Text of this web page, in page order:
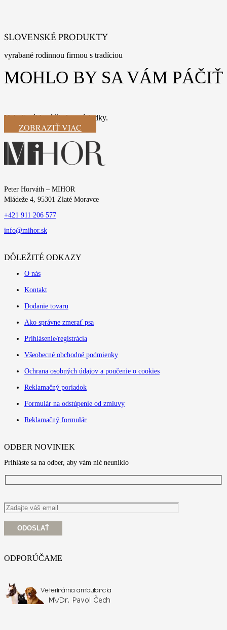
SLOVENSKÉ PRODUKTY
vyrabané rodinnou firmou s tradíciou
MOHLO BY SA VÁM PÁČIŤ
Neboli nájdené žiadne výsledky.
ZOBRAZIŤ VIAC
Peter Horváth – MIHOR
Mládeže 4, 95301 Zlaté Moravce
+421 911 206 577
info@mihor.sk
DÔLEŽITÉ ODKAZY
O nás
Kontakt
Dodanie tovaru
Ako správne zmerať psa
Prihlásenie/registrácia
Všeobecné obchodné podmienky
Ochrana osobných údajov a poučenie o cookies
Reklamačný poriadok
Formulár na odstúpenie od zmluvy
Reklamačný formulár
ODBER NOVINIEK
Prihláste sa na odber, aby vám nić neuniklo
ODPORÚČAME